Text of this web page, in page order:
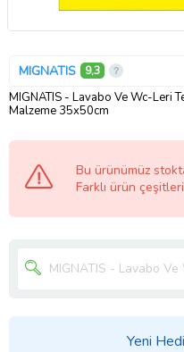
MIGNATIS 9,3
MIGNATIS - Lavabo Ve Wc-Leri
Malzeme 35x50cm
Bu ürünümüz
Farklı ürün
Yeni